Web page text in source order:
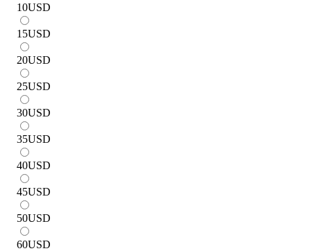
10USD
15USD
20USD
25USD
30USD
35USD
40USD
45USD
50USD
60USD